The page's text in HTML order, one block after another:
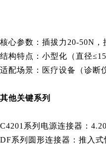
核心参数：插拔力20-50N
结构特点：小型化（直径
适配场景：医疗设备（诊断
其他关键系列
C4201系列电源连接器：
DF系列圆形连接器：推入